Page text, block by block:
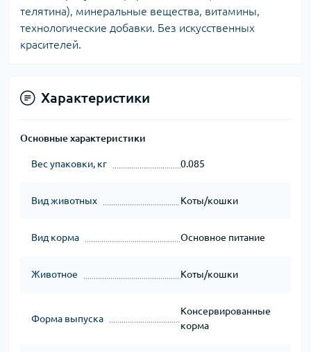
телятина), минеральные вещества, витамины,
технологические добавки. Без искусственных
красителей.
Характеристики
Основные характеристики
Вес упаковки, кг 0.085
Вид животных Коты/кошки
Вид корма Основное питание
Животное Коты/кошки
Форма выпуска
Консервированные
корма